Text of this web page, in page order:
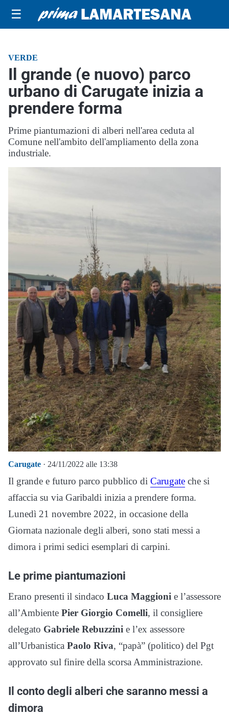
☰
VERDE
Il grande (e nuovo) parco
urbano di Carugate inizia a
prendere forma
Prime piantumazioni di alberi nell'area ceduta al
Comune nell'ambito dell'ampliamento della zona
industriale.
Carugate · 24/11/2022 alle 13:38
Il grande e futuro parco pubblico di Carugate che si
affaccia su via Garibaldi inizia a prendere forma.
Lunedì 21 novembre 2022, in occasione della
Giornata nazionale degli alberi, sono stati messi a
dimora i primi sedici esemplari di carpini.
Le prime piantumazioni
Erano presenti il sindaco Luca Maggioni e l’assessore
all’Ambiente Pier Giorgio Comelli, il consigliere
delegato Gabriele Rebuzzini e l’ex assessore
all’Urbanistica Paolo Riva, “papà” (politico) del Pgt
approvato sul finire della scorsa Amministrazione.
Il conto degli alberi che saranno messi a
dimora